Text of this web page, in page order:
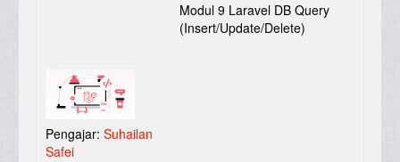
Modul 9 Laravel DB Query
(Insert/Update/Delete)
Pengajar: Suhailan
Safei